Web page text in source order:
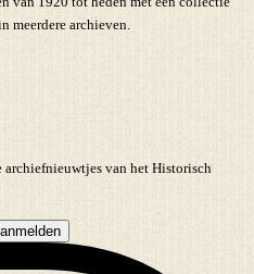
meerdere archieven.
archiefnieuwtjes van het Historisch